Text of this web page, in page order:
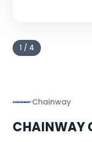
1 / 4
Chainway
CHAINWAY